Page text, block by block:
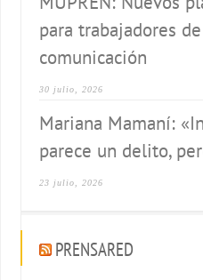
para trabajadores
comunicación
30 julio, 2026
Mariana Mamaní:
parece un delito,
23 julio, 2026
PRENSARED